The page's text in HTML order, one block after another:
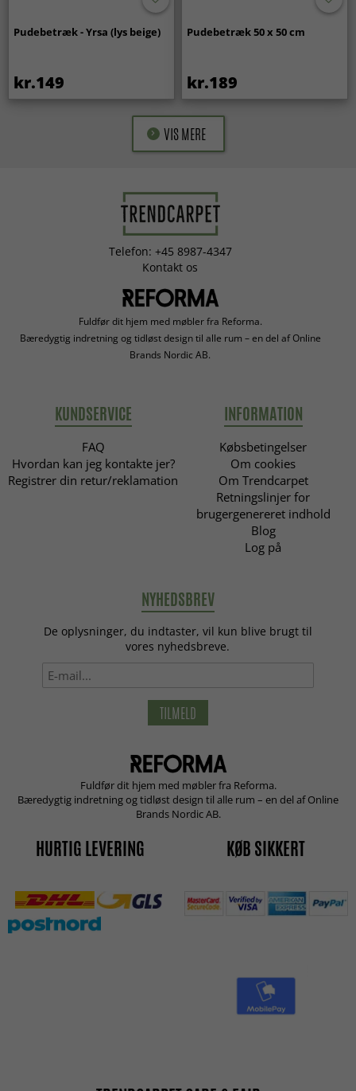
Pudebetræk - Yrsa (lys beige)
kr.149
Pudebetræk 50 x 50 cm
kr.189
VIS MERE
Telefon: +45 8987-4347
Kontakt os
Fuldfør dit hjem med møbler fra Reforma.
Bæredygtig indretning og tidløst design til alle rum – en del af Online
Brands Nordic AB.
KUNDSERVICE
FAQ
Hvordan kan jeg kontakte jer?
Registrer din retur/reklamation
INFORMATION
Købsbetingelser
Om cookies
Om Trendcarpet
Retningslinjer for
brugergenereret indhold
Blog
Log på
NYHEDSBREV
De oplysninger, du indtaster, vil kun blive brugt til
vores nyhedsbreve.
TILMELD
Fuldfør dit hjem med møbler fra Reforma.
Bæredygtig indretning og tidløst design til alle rum – en del af Online
Brands Nordic AB.
HURTIG LEVERING KØB SIKKERT